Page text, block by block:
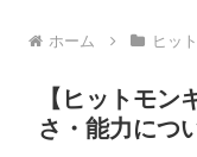
ホーム ヒッ
【ヒットモン
さ・能力につ